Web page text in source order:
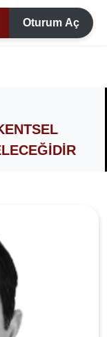
Oturum Aç